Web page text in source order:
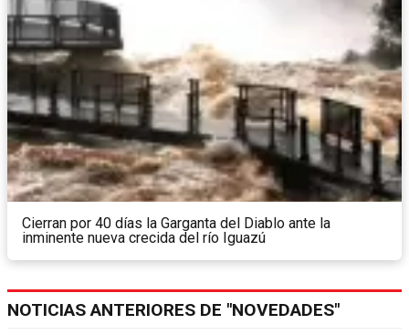
Cierran por 40 días la Garganta del Diablo ante la
inminente nueva crecida del río Iguazú
NOTICIAS ANTERIORES DE "NOVEDADES"